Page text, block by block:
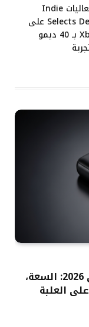
انطلاق فعاليات Indie
Selects Demo Fest على
منصة Xbox بـ 40 ديمو
كيف تختار باور بانك عالي السعة في 2026: السعة،
العلبة